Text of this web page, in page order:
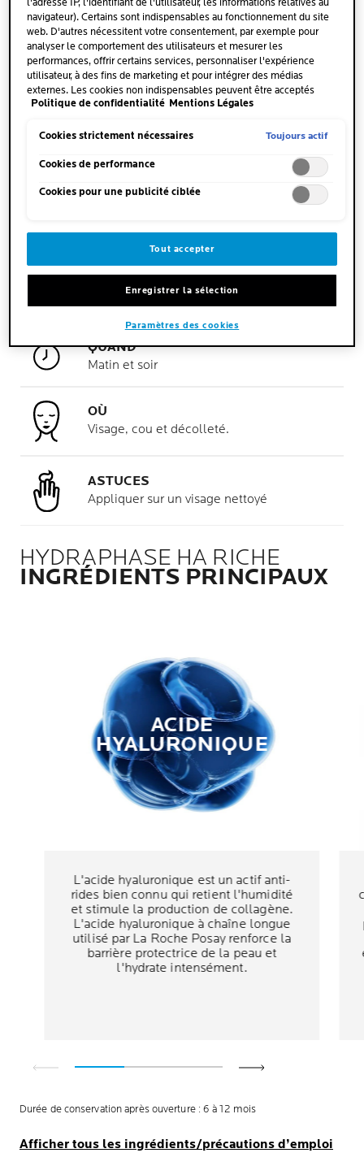
QUANTITÉ
Appliquer la quantité de la
taille d'une noisette
QUAND
Matin et soir
OÙ
Visage, cou et décolleté.
ASTUCES
Appliquer sur un visage nettoyé
HYDRAPHASE HA RICHE
INGRÉDIENTS PRINCIPAUX
ACIDE
HYALURONIQUE
L'acide hyaluronique est un actif anti-
rides bien connu qui retient l'humidité
et stimule la production de collagène.
L'acide hyaluronique à chaîne longue
utilisé par La Roche Posay renforce la
barrière protectrice de la peau et
l'hydrate intensément.
Durée de conservation après ouverture : 6 à 12 mois
Afficher tous les ingrédients/précautions d’emploi
l'adresse IP, l'identifiant de l'utilisateur, les informations relatives au
navigateur). Certains sont indispensables au fonctionnement du site
web. D'autres nécessitent votre consentement, par exemple pour
analyser le comportement des utilisateurs et mesurer les
performances, offrir certains services, personnaliser l'expérience
utilisateur, à des fins de marketing et pour intégrer des médias
externes. Les cookies non indispensables peuvent être acceptés
directement (« Accepter tous ») ou refusés (« Continuer sans
paramètres et d'enregistrer vos préférences (« Enregistrer mes choix
sur le lien « Paramètres des cookies ». Pour plus d'informations,
Politique de confidentialité Mentions Légales
Cookies strictement nécessaires Toujours actif
Cookies de performance
Cookies pour une publicité ciblée
Tout accepter
Enregistrer la sélection
Paramètres des cookies